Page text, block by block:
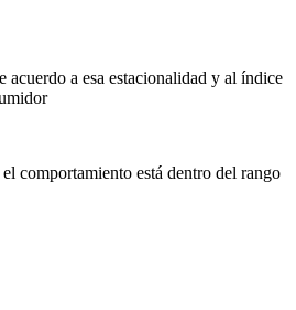
acuerdo a esa estacionalidad y al índice
comportamiento está dentro del rango